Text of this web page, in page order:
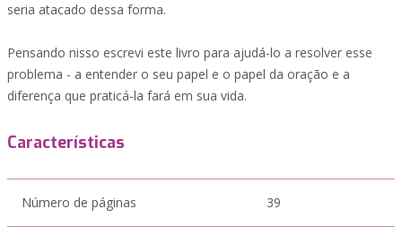
seria atacado dessa forma.
Pensando nisso escrevi este livro para ajudá-lo a resolver esse
problema - a entender o seu papel e o papel da oração e a
diferença que praticá-la fará em sua vida.
Características
Número de páginas 39